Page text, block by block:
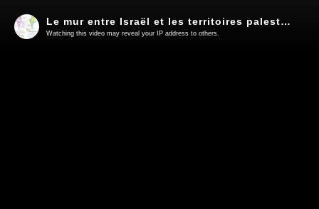
Le mur entre Israël et les territoires palestiniens - Tiphaine et Clémentine
Watching this video may reveal your IP address to others.